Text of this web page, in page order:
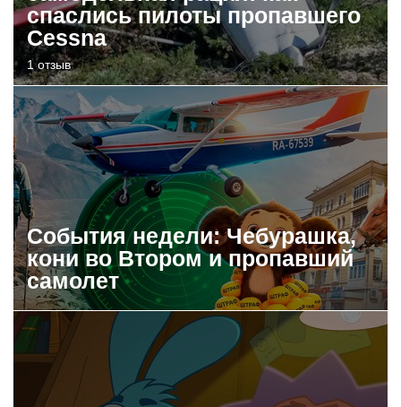
спаслись пилоты пропавшего
Cessna
1 отзыв
События недели: Чебурашка,
кони во Втором и пропавший
самолет